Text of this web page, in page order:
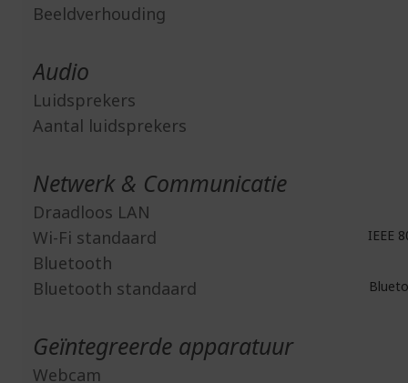
Beeldverhouding
Audio
Luidsprekers
Aantal luidsprekers
Netwerk & Communicatie
Draadloos LAN
Wi-Fi standaard
IEEE
Bluetooth
Bluetooth standaard
Geïntegreerde apparatuur
Webcam